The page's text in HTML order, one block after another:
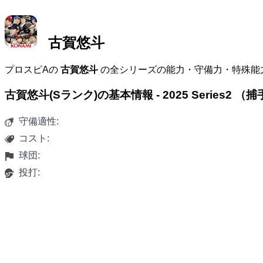
古賀悠斗
プロスピAの 古賀悠斗 の全シリーズの能力・守備力・特殊
古賀悠斗(Sランク)の基本情報 - 2025 Series2 （捕
守備適性:
コスト:
球団:
投打: